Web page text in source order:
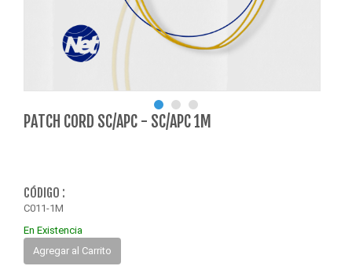
PATCH CORD SC/APC - SC/APC 1M
CÓDIGO :
C011-1M
En Existencia
Agregar al Carrito